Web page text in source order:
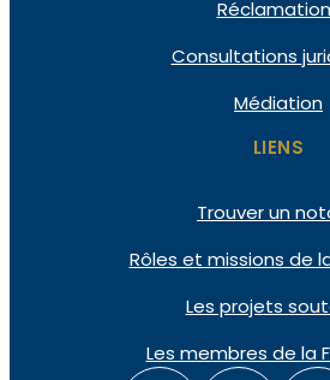
Consultations
Médiation
LIENS
Trouver un
Rôles et missions de
Les projets
Les membres de la